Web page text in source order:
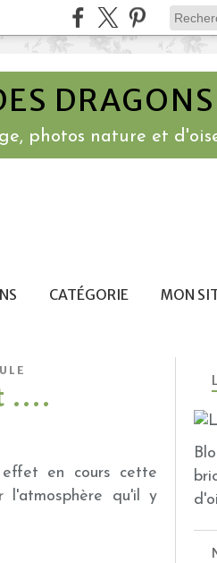
DRAGONS
photos nature et
CATÉGORIE MON
....
en cours cette
l'atmosphère qu'il y